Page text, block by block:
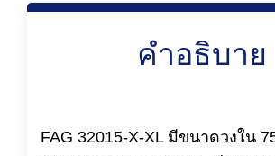
คำอธิบาย
FAG 32015-X-XL มีขนาดวงใน